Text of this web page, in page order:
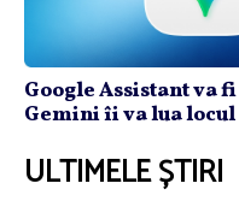
Google Assistant va
Gemini îi va lua
ULTIMELE ȘTIRI